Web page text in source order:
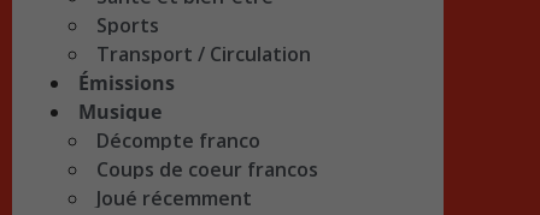
Sports
Transport / Circulation
Émissions
Musique
Décompte franco
Coups de coeur francos
Joué récemment